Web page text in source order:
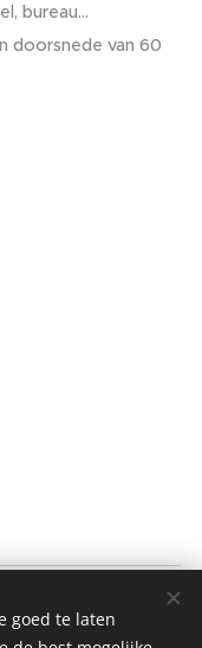
bureau...
doorsnede van 60
2022
goed te laten